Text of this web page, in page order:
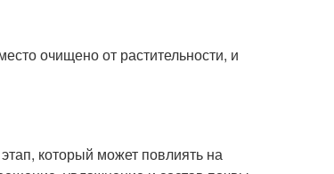
очищено от растительности, и
который может повлиять на